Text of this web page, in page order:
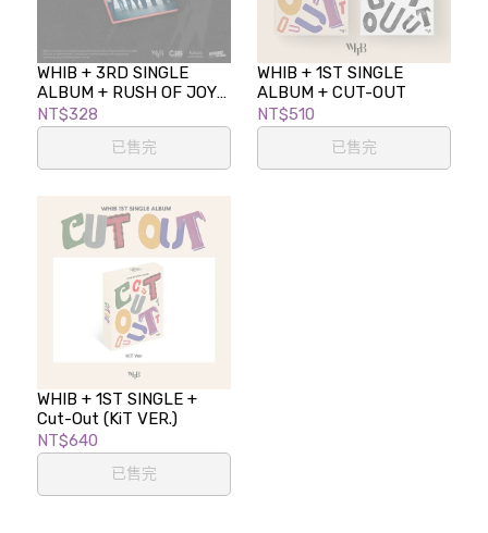
WHIB + 3RD SINGLE
ALBUM + RUSH OF JOY
(RISING VER.)
NT$328
已售完
WHIB + 1ST SINGLE
ALBUM + CUT-OUT
NT$510
已售完
WHIB + 1ST SINGLE +
Cut-Out (KiT VER.)
NT$640
已售完